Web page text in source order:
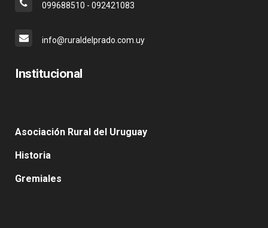
099688510 - 092421083
info@ruraldelprado.com.uy
Institucional
Asociación Rural del Uruguay
Historia
Gremiales